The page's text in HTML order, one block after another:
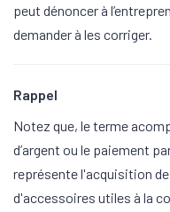
peut dénoncer à
demander à les corriger.
Rappel
Notez que, le terme
d’argent ou le paiement
représente l'acquisition
d'accessoires utiles à la